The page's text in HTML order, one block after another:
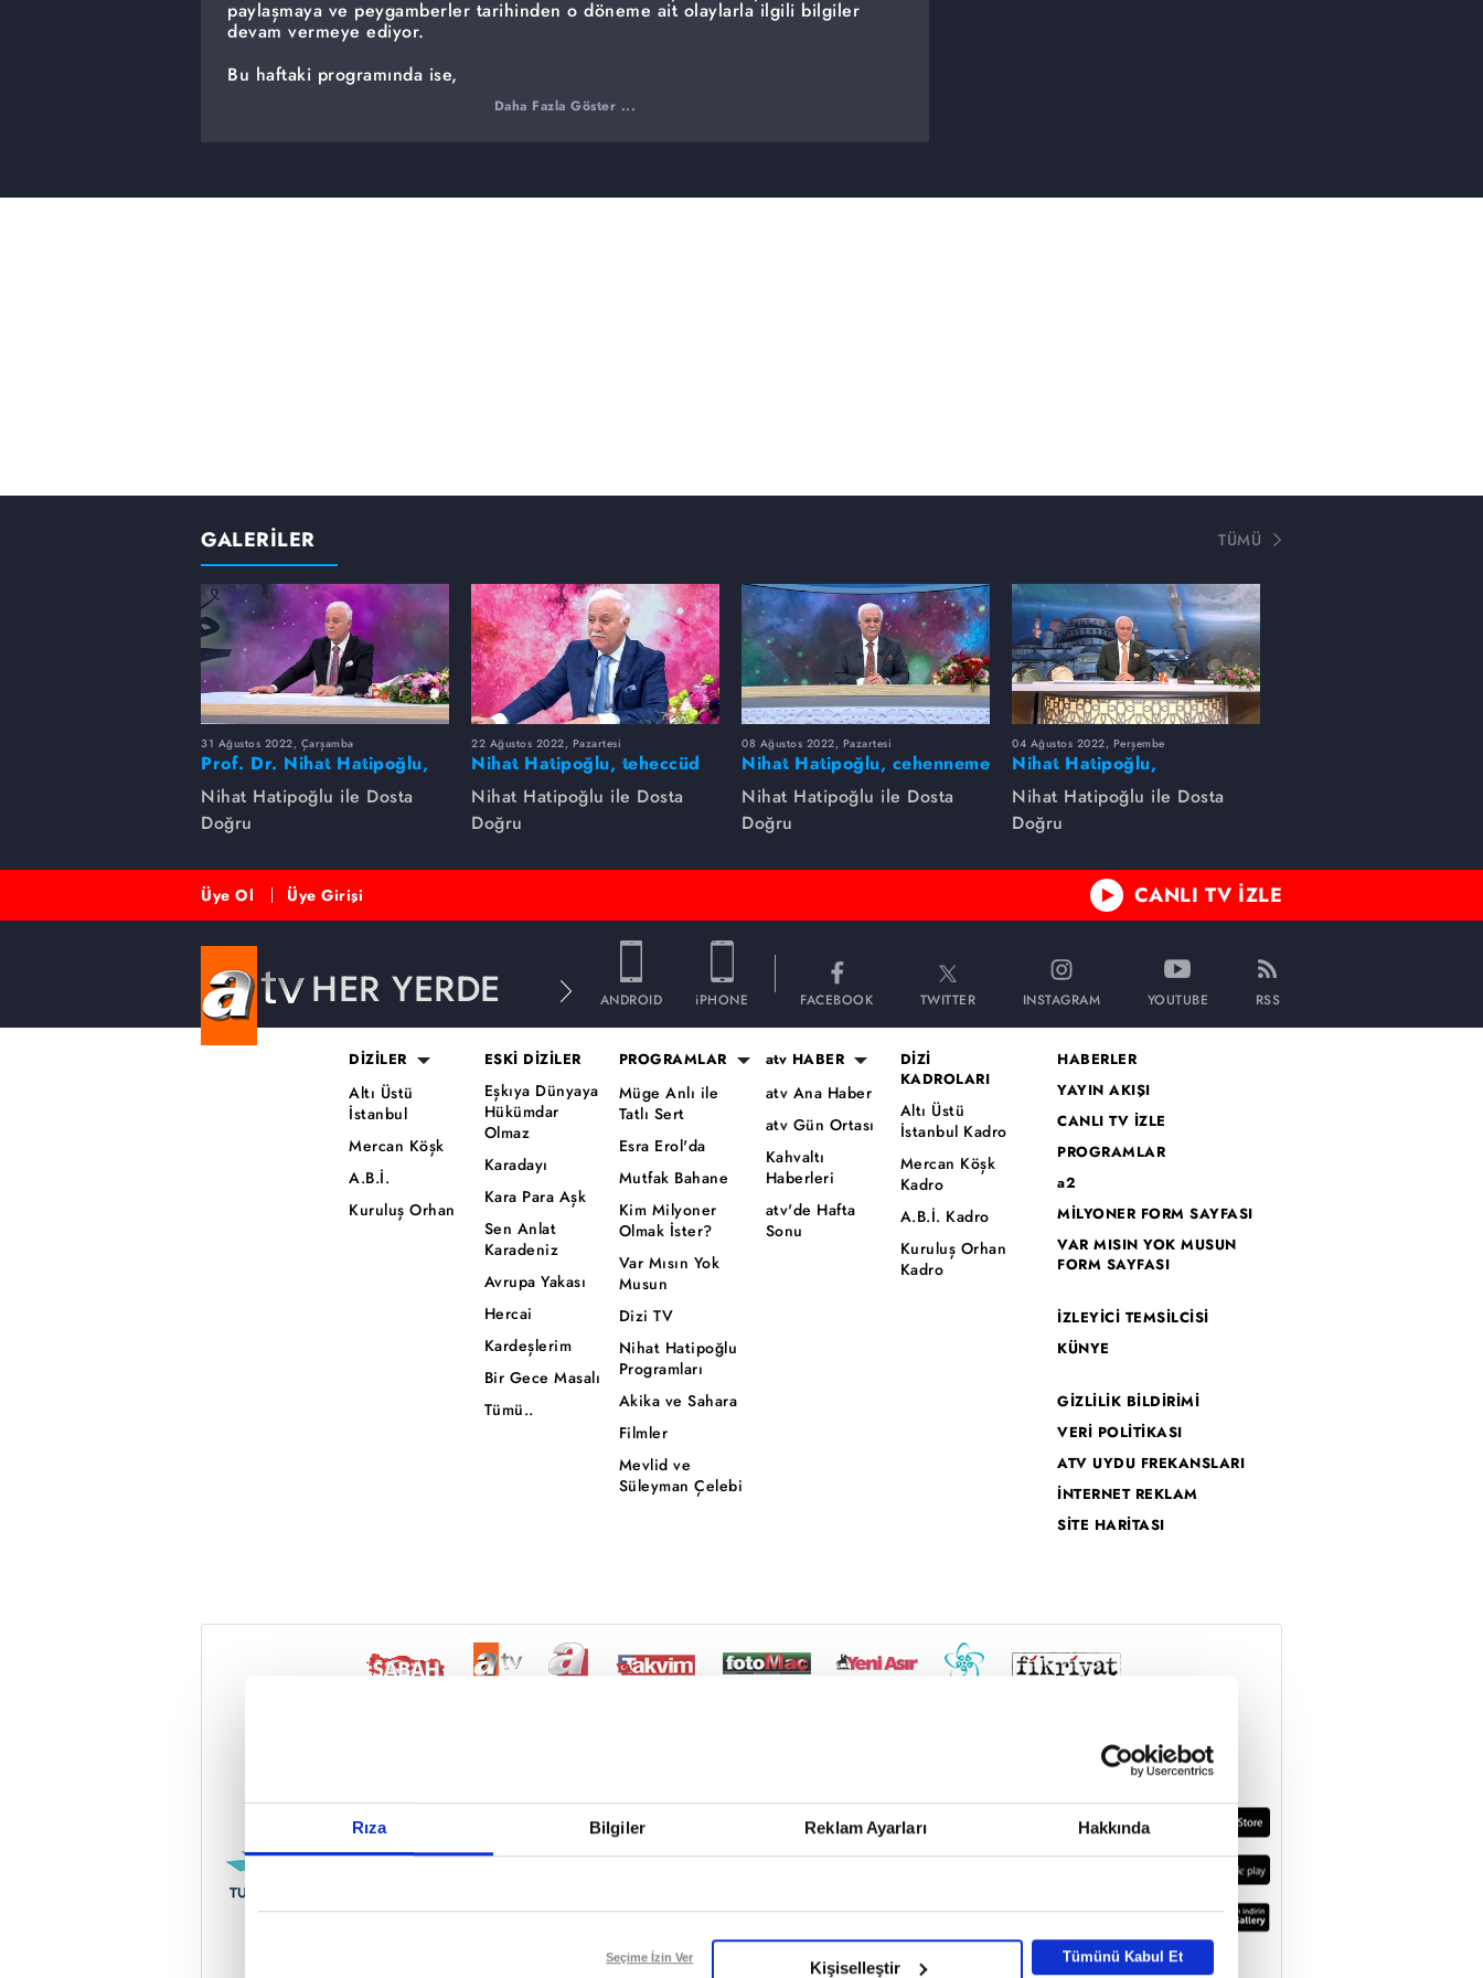
Rıza Bilgiler Reklam Ayarları Hakkında
Reddet
Seçime İzin Ver
Kişiselleştir
Tümünü Kabul Et
paylaşmaya ve peygamberler tarihinden o döneme ait olaylarla ilgili bilgiler
devam vermeye ediyor.
Bu haftaki programında ise,
Sadaka kimlere ve nasıl verilmeli?
İnşirah suresi neye işaret eder?
Daha Fazla Göster ...
GALERİLER TÜMÜ
31 Ağustos 2022, Çarşamba
Prof. Dr. Nihat Hatipoğlu,
Peygamber Efendimizi
anlatıyor
Nihat Hatipoğlu ile Dosta
Doğru
22 Ağustos 2022, Pazartesi
Nihat Hatipoğlu, teheccüd
namazını anlatıyor...
Nihat Hatipoğlu ile Dosta
Doğru
08 Ağustos 2022, Pazartesi
Nihat Hatipoğlu, cehenneme
girecek kişileri anlatıyor...
Nihat Hatipoğlu ile Dosta
Doğru
04 Ağustos 2022, Perşembe
Nihat Hatipoğlu,
Peygamber efendimizin
özelliklerini anlatıyor...
Nihat Hatipoğlu ile Dosta
Doğru
Üye Ol Üye Girişi CANLI TV İZLE
HER YERDE ANDROID iPHONE FACEBOOK TWITTER INSTAGRAM YOUTUBE RSS
DİZİLER
Altı Üstü
İstanbul
Mercan Köşk
A.B.İ.
Kuruluş Orhan
ESKİ DİZİLER
Eşkıya Dünyaya
Hükümdar
Olmaz
Karadayı
Kara Para Aşk
Sen Anlat
Karadeniz
Avrupa Yakası
Hercai
Kardeşlerim
Bir Gece Masalı
Tümü..
PROGRAMLAR
Müge Anlı ile
Tatlı Sert
Esra Erol'da
Mutfak Bahane
Kim Milyoner
Olmak İster?
Var Mısın Yok
Musun
Dizi TV
Nihat Hatipoğlu
Programları
Akika ve Sahara
Filmler
Mevlid ve
Süleyman Çelebi
atv HABER
atv Ana Haber
atv Gün Ortası
Kahvaltı
Haberleri
atv'de Hafta
Sonu
DİZİ
KADROLARI
Altı Üstü
İstanbul Kadro
Mercan Köşk
Kadro
A.B.İ. Kadro
Kuruluş Orhan
Kadro
HABERLER
YAYIN AKIŞI
CANLI TV İZLE
PROGRAMLAR
a2
MİLYONER FORM SAYFASI
VAR MISIN YOK MUSUN
FORM SAYFASI
İZLEYİCİ TEMSİLCİSİ
KÜNYE
GİZLİLİK BİLDİRİMİ
VERİ POLİTİKASI
ATV UYDU FREKANSLARI
İNTERNET REKLAM
SİTE HARİTASI